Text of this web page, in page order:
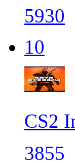
5930
10
CS2
3855